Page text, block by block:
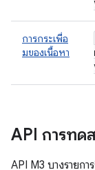
การกระเพื่อ
มของเนื้อหา
API การทด
API M3 บางรายก